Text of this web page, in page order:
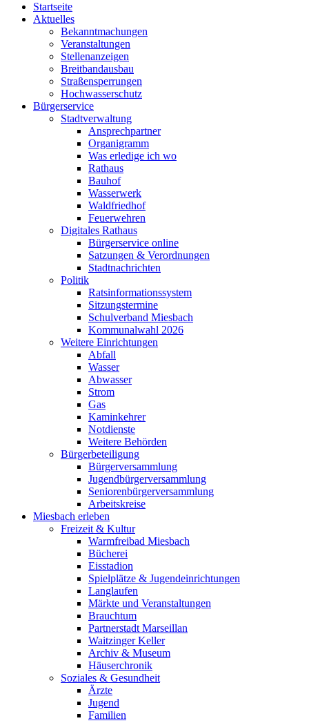
Startseite
Aktuelles
Bekanntmachungen
Veranstaltungen
Stellenanzeigen
Breitbandausbau
Straßensperrungen
Hochwasserschutz
Bürgerservice
Stadtverwaltung
Ansprechpartner
Organigramm
Was erledige ich wo
Rathaus
Bauhof
Wasserwerk
Waldfriedhof
Feuerwehren
Digitales Rathaus
Bürgerservice online
Satzungen & Verordnungen
Stadtnachrichten
Politik
Ratsinformationssystem
Sitzungstermine
Schulverband Miesbach
Kommunalwahl 2026
Weitere Einrichtungen
Abfall
Wasser
Abwasser
Strom
Gas
Kaminkehrer
Notdienste
Weitere Behörden
Bürgerbeteiligung
Bürgerversammlung
Jugendbürgerversammlung
Seniorenbürgerversammlung
Arbeitskreise
Miesbach erleben
Freizeit & Kultur
Warmfreibad Miesbach
Bücherei
Eisstadion
Spielplätze & Jugendeinrichtungen
Langlaufen
Märkte und Veranstaltungen
Brauchtum
Partnerstadt Marseillan
Waitzinger Keller
Archiv & Museum
Häuserchronik
Soziales & Gesundheit
Ärzte
Jugend
Familien